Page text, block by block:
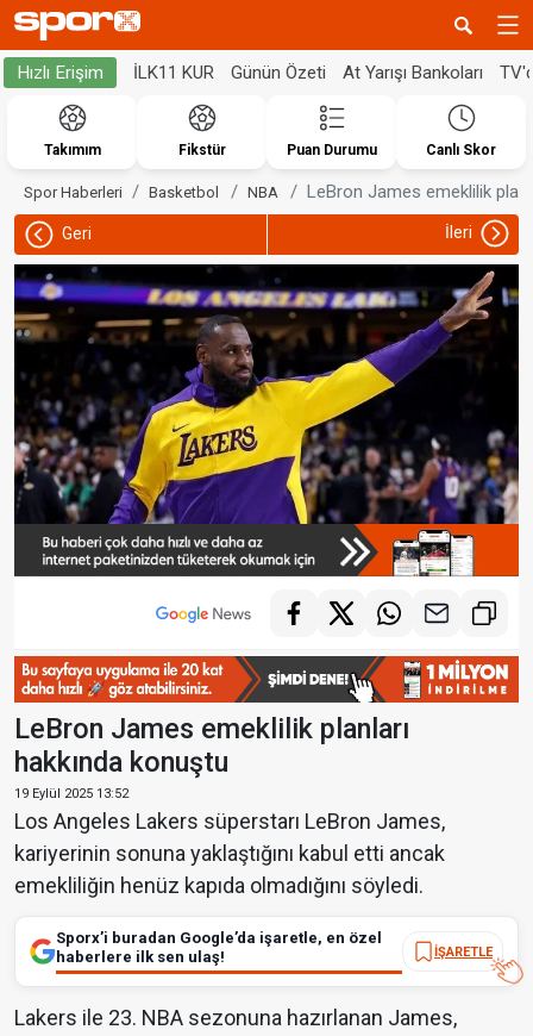
Hızlı Erişim İLK11 KUR Günün Özeti At Yarışı Bankoları
Takımım Fikstür Puan Durumu Canlı Skor
Spor Haberleri Basketbol NBA LeBron James emeklilik
Geri İleri
LeBron James emeklilik planları
hakkında konuştu
19 Eylül 2025 13:52
Los Angeles Lakers süperstarı LeBron James,
kariyerinin sonuna yaklaştığını kabul etti ancak
emekliliğin henüz kapıda olmadığını söyledi.
Sporx’i buradan Google’da işaretle, en özel
haberlere ilk sen ulaş!
İŞARETLE
Lakers ile 23. NBA sezonuna hazırlanan James,